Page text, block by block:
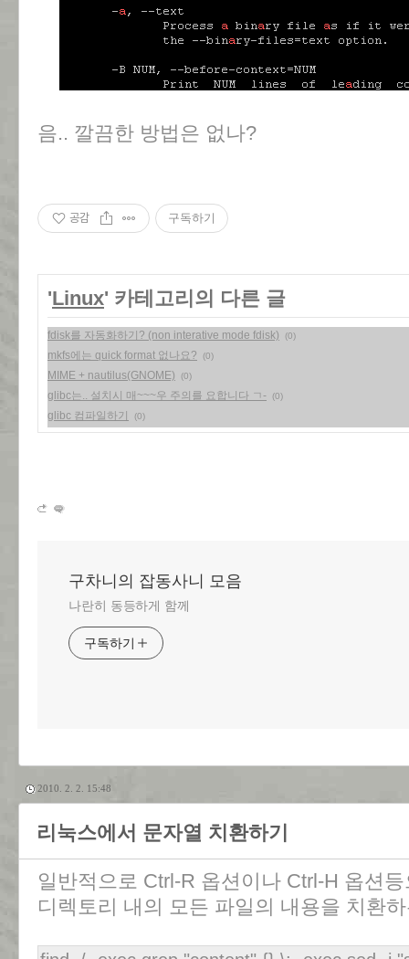
음.. 깔끔한 방법은 없나?
공감 구독하기
'Linux' 카테고리의 다른 글
fdisk를 자동화하기? (non interative mode fdisk) (0)
mkfs에는 quick format 없나요? (0)
MIME + nautilus(GNOME) (0)
glibc는.. 설치시 매~~~우 주의를 요합니다 ㄱ- (0)
glibc 컴파일하기 (0)
구차니의 잡동사니 모음
나란히 동등하게 함께
구독하기
2010. 2. 2. 15:48
리눅스에서 문자열 치환하기
일반적으로 Ctrl-R 옵션이나 Ctrl-H 옵션
디렉토리 내의 모든 파일의 내용을 치환